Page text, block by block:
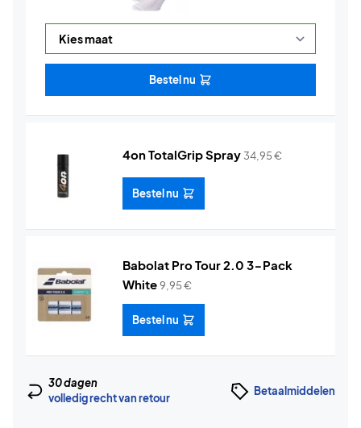
Bestel nu
4on TotalGrip Spray 34,95€
Bestel nu
Babolat Pro Tour 2.0 3-Pack
White9,95€
Bestel nu
30 dagen
volledig recht van retour
Betaalmiddelen